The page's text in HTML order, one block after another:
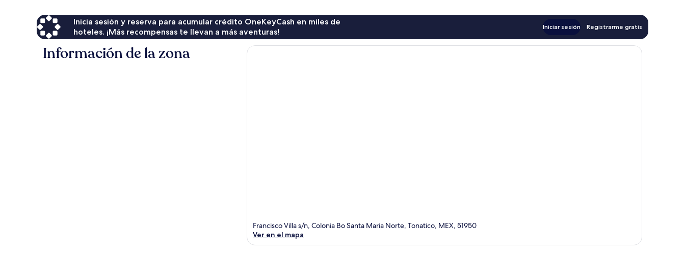
Inicia sesión y reserva para acumular crédito OneKeyCash en miles de
hoteles. ¡Más recompensas te llevan a más aventuras!
Iniciar sesión Registrarme gratis
Información de la zona
Francisco Villa s/n, Colonia Bo Santa Maria Norte, Tonatico, MEX, 51950
Ver en el mapa